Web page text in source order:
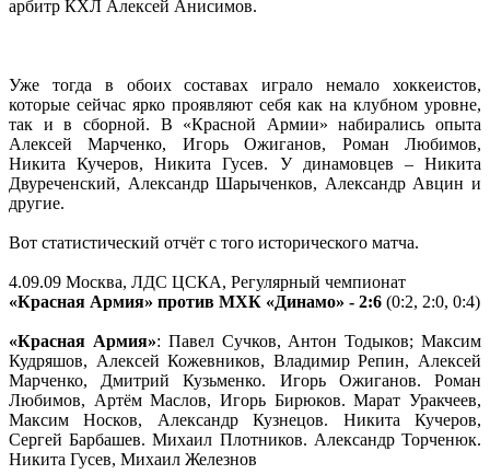
арбитр КХЛ Алексей Анисимов.
Уже тогда в обоих составах играло немало хоккеистов,
которые сейчас ярко проявляют себя как на клубном уровне,
так и в сборной. В «Красной Армии» набирались опыта
Алексей Марченко, Игорь Ожиганов, Роман Любимов,
Никита Кучеров, Никита Гусев. У динамовцев – Никита
Двуреченский, Александр Шарыченков, Александр Авцин и
другие.
Вот статистический отчёт с того исторического матча.
4.09.09 Москва, ЛДС ЦСКА, Регулярный чемпионат
«Красная Армия» против МХК «Динамо» - 2:6 (0:2, 2:0, 0:4)
«Красная Армия»: Павел Сучков, Антон Тодыков; Максим
Кудряшов, Алексей Кожевников, Владимир Репин, Алексей
Марченко, Дмитрий Кузьменко. Игорь Ожиганов. Роман
Любимов, Артём Маслов, Игорь Бирюков. Марат Уракчеев,
Максим Носков, Александр Кузнецов. Никита Кучеров,
Сергей Барбашев. Михаил Плотников. Александр Торченюк.
Никита Гусев, Михаил Железнов